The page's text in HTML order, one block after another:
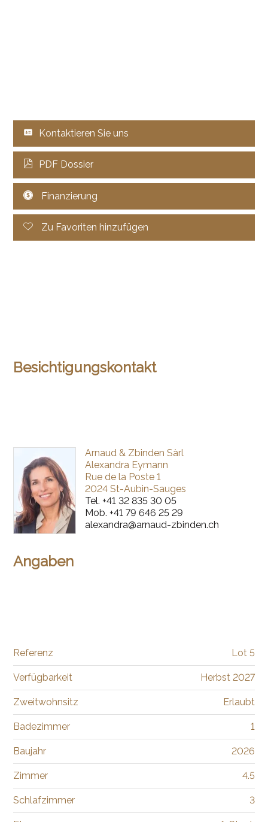
Kontaktieren Sie uns
PDF Dossier
Finanzierung
Zu Favoriten hinzufügen
Besichtigungskontakt
Arnaud & Zbinden Sàrl
Alexandra Eymann
Rue de la Poste 1
2024 St-Aubin-Sauges
Tel. +41 32 835 30 05
Mob. +41 79 646 25 29
alexandra@arnaud-zbinden.ch
Angaben
Referenz Lot 5
Verfügbarkeit Herbst 2027
Zweitwohnsitz Erlaubt
Badezimmer 1
Baujahr 2026
Zimmer 4.5
Schlafzimmer 3